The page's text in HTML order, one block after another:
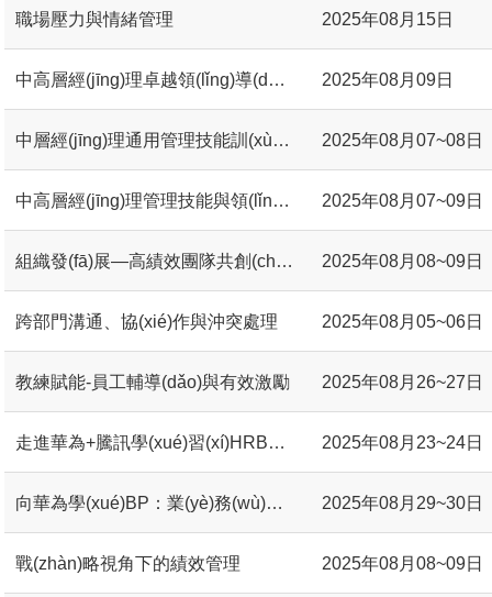
職場壓力與情緒管理 2025年08月15日
中高層經(jīng)理卓越領(lǐng)導(dǎo)力修煉 2025年08月09日
中層經(jīng)理通用管理技能訓(xùn)練MTP 2025年08月07~08日
中高層經(jīng)理管理技能與領(lǐng)導(dǎo)力研修 2025年08月07~09日
組織發(fā)展—高績效團隊共創(chuàng)工作坊 2025年08月08~09日
跨部門溝通、協(xié)作與沖突處理 2025年08月05~06日
教練賦能-員工輔導(dǎo)與有效激勵 2025年08月26~27日
走進華為+騰訊學(xué)習(xí)HRBP 組織能力建設(shè)# 2025年08月23~24日
向華為學(xué)BP：業(yè)務(wù)型HR轉(zhuǎn)型提升必修課 2025年08月29~30日
戰(zhàn)略視角下的績效管理 2025年08月08~09日